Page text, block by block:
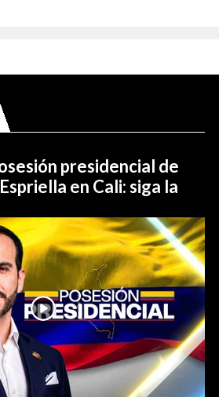
presidencial de
en Cali: siga la